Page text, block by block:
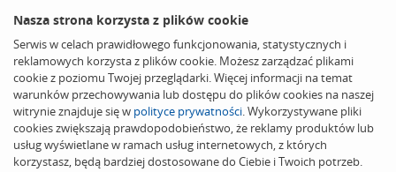
Nasza strona korzysta z plików cookie
Serwis w celach prawidłowego funkcjonowania, statystycznych i
reklamowych korzysta z plików cookie. Możesz zarządzać plikami
cookie z poziomu Twojej przeglądarki. Więcej informacji na temat
warunków przechowywania lub dostępu do plików cookies na naszej
witrynie znajduje się w polityce prywatności. Wykorzystywane pliki
cookies zwiększają prawdopodobieństwo, że reklamy produktów lub
usług wyświetlane w ramach usług internetowych, z których
korzystasz, będą bardziej dostosowane do Ciebie i Twoich potrzeb.